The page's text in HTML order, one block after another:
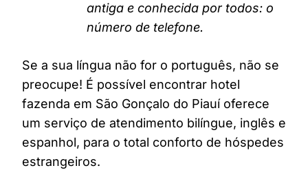
antiga e conhecida por todos: o
número de telefone.
Se a sua língua não for o português, não se
preocupe! É possível encontrar hotel
fazenda em São Gonçalo do Piauí oferece
um serviço de atendimento bilíngue, inglês e
espanhol, para o total conforto de hóspedes
estrangeiros.